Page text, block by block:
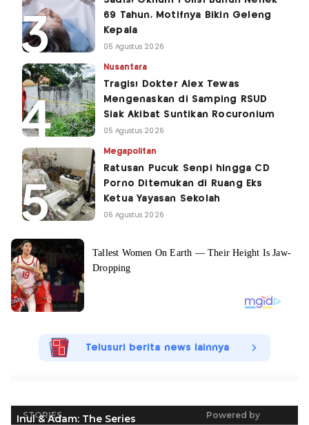
69 Tahun, Motifnya Bikin Geleng
Kepala
05 Agustus 2026
Nusantara
Tragis! Dokter Alex Tewas
Mengenaskan di Samping RSUD
Siak Akibat Suntikan Rocuronium
05 Agustus 2026
Megapolitan
Ratusan Pucuk Senpi hingga CD
Porno Ditemukan di Ruang Eks
Ketua Yayasan Sekolah
06 Agustus 2026
Telusuri berita news lainnya